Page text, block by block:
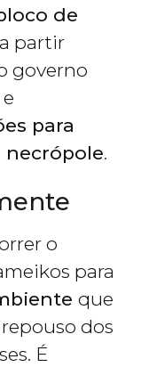
de
partir
governo
para
necrópole.
o
para
que
dos
É